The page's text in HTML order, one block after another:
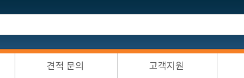
견적 문의 고객지원